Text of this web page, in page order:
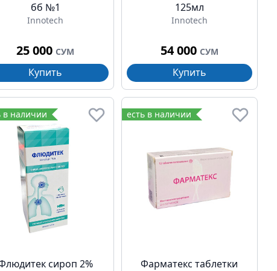
бб №1
Innotech
25 000 СУМ
Купить
125мл
Innotech
54 000 СУМ
Купить
в наличии
сироп 2%
есть в наличии
Фарматекс таблетки